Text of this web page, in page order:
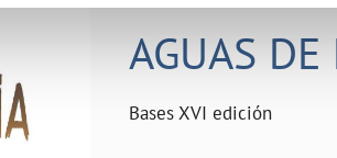
VER TODAS LAS GESTIONES
comunitarios
AGUAS
Bases XVI edición